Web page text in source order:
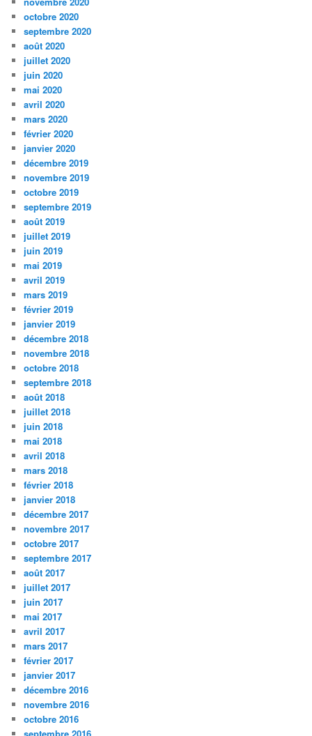
octobre 2020
septembre 2020
août 2020
juillet 2020
juin 2020
mai 2020
avril 2020
mars 2020
février 2020
janvier 2020
décembre 2019
novembre 2019
octobre 2019
septembre 2019
août 2019
juillet 2019
juin 2019
mai 2019
avril 2019
mars 2019
février 2019
janvier 2019
décembre 2018
novembre 2018
octobre 2018
septembre 2018
août 2018
juillet 2018
juin 2018
mai 2018
avril 2018
mars 2018
février 2018
janvier 2018
décembre 2017
novembre 2017
octobre 2017
septembre 2017
août 2017
juillet 2017
juin 2017
mai 2017
avril 2017
mars 2017
février 2017
janvier 2017
décembre 2016
novembre 2016
octobre 2016